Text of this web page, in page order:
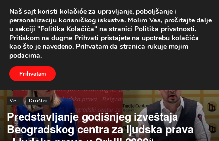
UŽIVO
Naslovna Vesti Društvo
Vesti Društvo
Predstavljanje godišnjeg izveštaja
Beogradskog centra za ljudska prava
Naš sajt koristi kolačiće za upravljanje, poboljšanje i
personalizaciju korisničkog iskustva. Molim Vas, pročitajte dalje
u sekciji "Politika Kolačića" na stranici Politika privatnosti.
Pritiskom na dugme Prihvati pristajete na upotrebu kolačića
kao što je navedeno. Prihvatam da stranica rukuje mojim
podacima.
Prihvatam